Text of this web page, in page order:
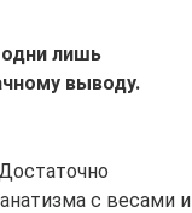
лишь
выводу.
с весами и